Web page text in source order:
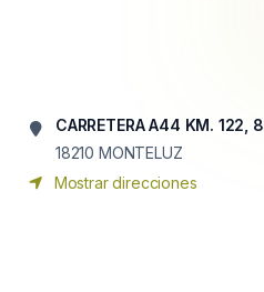
CARRETERA A44 KM. 122, 8
18210 MONTELUZ
Mostrar direcciones